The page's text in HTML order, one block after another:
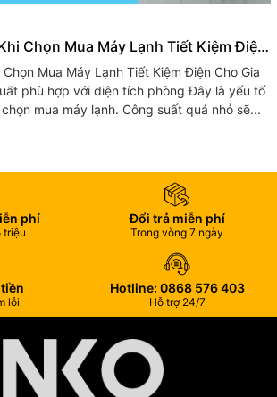
Chọn Mua Máy Lạnh Tiết Kiệm Điện
Mua Máy Lạnh Tiết Kiệm Điện Cho Gia
mua máy lạnh. Công suất quá nhỏ sẽ...
phí
triệu
Đổi trả miễn phí
Trong vòng 7 ngày
lỗi
Hotline: 0868 576 403
Hỗ trợ 24/7